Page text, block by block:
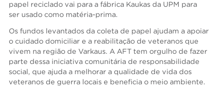
papel reciclado vai para a fábrica Kaukas da UPM para
ser usado como matéria-prima.
Os fundos levantados da coleta de papel ajudam a apoiar
o cuidado domiciliar e a reabilitação de veteranos que
vivem na região de Varkaus. A AFT tem orgulho de fazer
parte dessa iniciativa comunitária de responsabilidade
social, que ajuda a melhorar a qualidade de vida dos
veteranos de guerra locais e beneficia o meio ambiente.